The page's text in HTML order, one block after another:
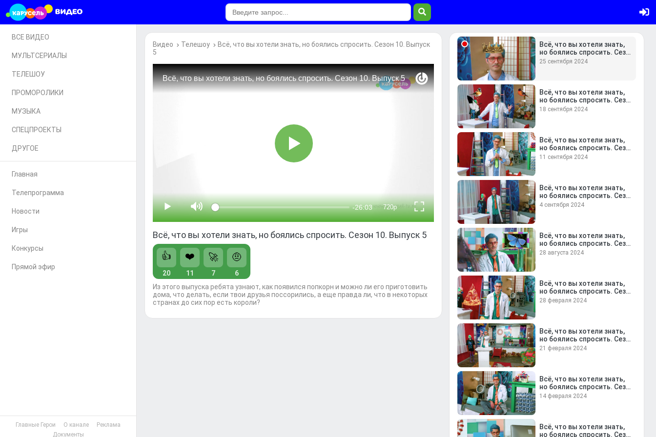
ВСЕ ВИДЕО
МУЛЬТСЕРИАЛЫ
ТЕЛЕШОУ
ПРОМОРОЛИКИ
МУЗЫКА
СПЕЦПРОЕКТЫ
ДРУГОЕ
Главная
Телепрограмма
Новости
Игры
Конкурсы
Прямой эфир
Главные Герои О канале
Реклама
Документы
Видео Телешоу
Всё, что вы хотели знать, но боялись спросить. Сезон 10. Выпуск
5
Всё, что вы хотели знать, но боялись спросить. Сезон 10. Выпуск 5
👍
20
❤️
11
🚀
7
🤨
6
Из этого выпуска ребята узнают, как появился попкорн и можно ли его приготовить
дома, что делать, если твои друзья поссорились, а еще правда ли, что в некоторых
странах до сих пор есть короли?
Всё, что вы хотели знать,
но боялись спросить. Сезон
10. Выпуск 5
25 сентября 2024
Всё, что вы хотели знать,
но боялись спросить. Сезон
10. Выпуск 4
18 сентября 2024
Всё, что вы хотели знать,
но боялись спросить. Сезон
10. Выпуск 3
11 сентября 2024
Всё, что вы хотели знать,
но боялись спросить. Сезон
10. Выпуск 2
4 сентября 2024
Всё, что вы хотели знать,
но боялись спросить. Сезон
10. Выпуск 1
28 августа 2024
Всё, что вы хотели знать,
но боялись спросить. Сезон
9. Выпуск 26
28 февраля 2024
Всё, что вы хотели знать,
но боялись спросить. Сезон
9. Выпуск 25
21 февраля 2024
Всё, что вы хотели знать,
но боялись спросить. Сезон
9. Выпуск 24
14 февраля 2024
Всё, что вы хотели знать,
но боялись спросить. Сезон